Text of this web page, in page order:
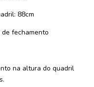
88cm
fechamento
na altura do quadril